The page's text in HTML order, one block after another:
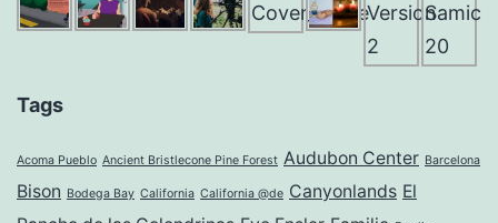
Tags
Acoma Pueblo Ancient Bristlecone Pine Forest Audubon Center Barcelona
Bison Bodega Bay California California @de Canyonlands El